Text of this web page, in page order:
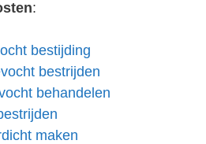
:
bestijding
bestrijden
behandelen
maken